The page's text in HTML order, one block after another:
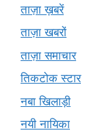
ताज़ा ख़बरें
ताज़ा खबरों
ताज़ा समाचार
तिकटोक स्टार
नबा खिलाड़ी
नयी नायिका